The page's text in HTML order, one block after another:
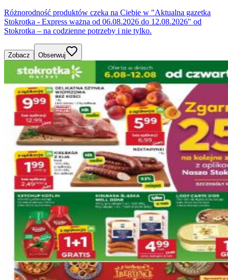
Różnorodność produktów czeka na Ciebie w "Aktualna gazetka
Stokrotka - Express ważna od 06.08.2026 do 12.08.2026" od
Stokrotka – na codzienne potrzeby i nie tylko.
Zobacz Obserwuj